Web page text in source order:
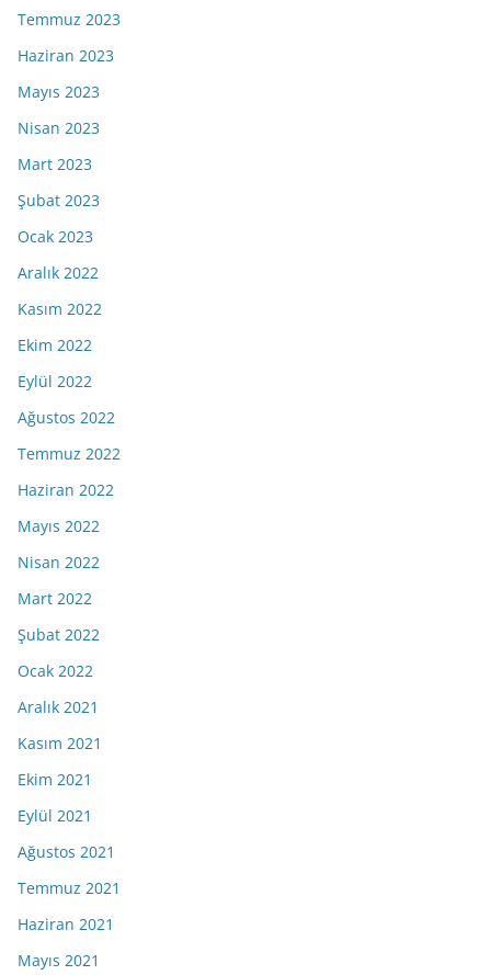
Temmuz 2023
Haziran 2023
Mayıs 2023
Nisan 2023
Mart 2023
Şubat 2023
Ocak 2023
Aralık 2022
Kasım 2022
Ekim 2022
Eylül 2022
Ağustos 2022
Temmuz 2022
Haziran 2022
Mayıs 2022
Nisan 2022
Mart 2022
Şubat 2022
Ocak 2022
Aralık 2021
Kasım 2021
Ekim 2021
Eylül 2021
Ağustos 2021
Temmuz 2021
Haziran 2021
Mayıs 2021